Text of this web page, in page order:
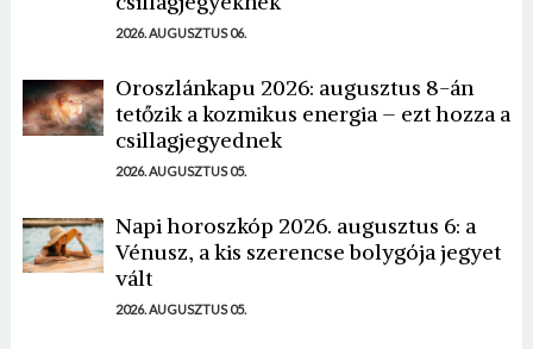
2026. AUGUSZTUS 06.
Oroszlánkapu 2026: augusztus 8-án
tetőzik a kozmikus energia – ezt hozza a
csillagjegyednek
2026. AUGUSZTUS 05.
Napi horoszkóp 2026. augusztus 6: a
Vénusz, a kis szerencse bolygója jegyet
vált
2026. AUGUSZTUS 05.